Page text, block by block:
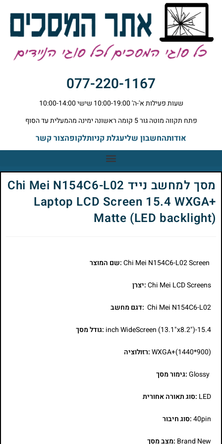
077-220-1167
שעות פעילות א'-ה' 10:00-19:00 שישי 10:00-14:00
פתח תקווה מוטה גור 5 קומה ראשונה ימינה מהמעלית עד הסוף
אודותהחשבון שליעגלת קניותלקופהצור קשר
מסך למחשב נייד Chi Mei N154C6-L02
Laptop LCD Screen 15.4 WXGA+
Matte (LED backlight)
:שם המוצר
Chi Mei LCD Screens:יצרן
Chi Mei N154C6-L02 :דגם מחשב
15.4-inch WideScreen (13.1"x8.2") :גודל מסך
WXGA+(1440*900):רזולוציה
Glossy:גימור מסך
LED :סוג תאורה אחורית
40pin:סוג חיבור
Brand New :מצב מסך